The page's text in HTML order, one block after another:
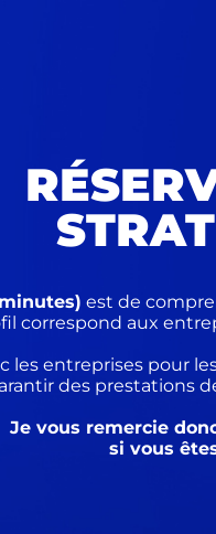
RÉSE
est de
correspond aux
les entreprises pour
des prestations
Je vous remercie
si vous